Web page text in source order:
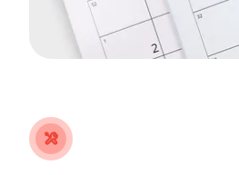
tools